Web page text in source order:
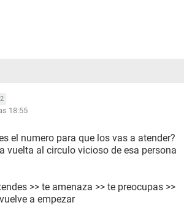
18:55
el numero para que los vas a atender?
vuelta al circulo vicioso de esa persona
>> te amenaza >> te preocupas >>
a empezar